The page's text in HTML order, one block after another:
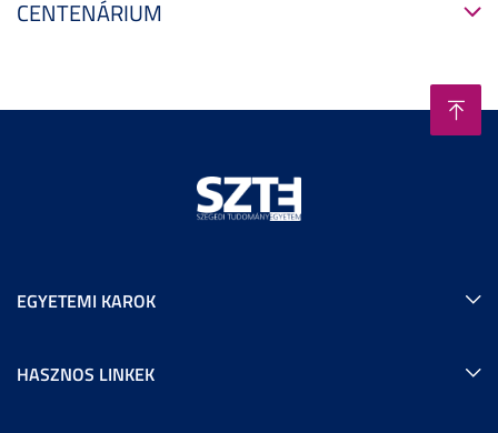
CENTENÁRIUM
EGYETEMI KAROK
HASZNOS LINKEK